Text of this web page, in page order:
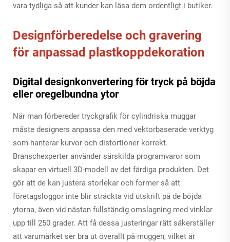
vara tydliga så att kunder kan läsa dem ordentligt i butiker.
Designförberedelse och gravering
för anpassad plastkoppdekoration
Digital designkonvertering för tryck på böjda
eller oregelbundna ytor
När man förbereder tryckgrafik för cylindriska muggar
måste designers anpassa den med vektorbaserade verktyg
som hanterar kurvor och distortioner korrekt.
Branschexperter använder särskilda programvaror som
skapar en virtuell 3D-modell av det färdiga produkten. Det
gör att de kan justera storlekar och former så att
företagsloggor inte blir sträckta vid utskrift på de böjda
ytorna, även vid nästan fullständig omslagning med vinklar
upp till 250 grader. Att få dessa justeringar rätt säkerställer
att varumärket ser bra ut överallt på muggen, vilket är